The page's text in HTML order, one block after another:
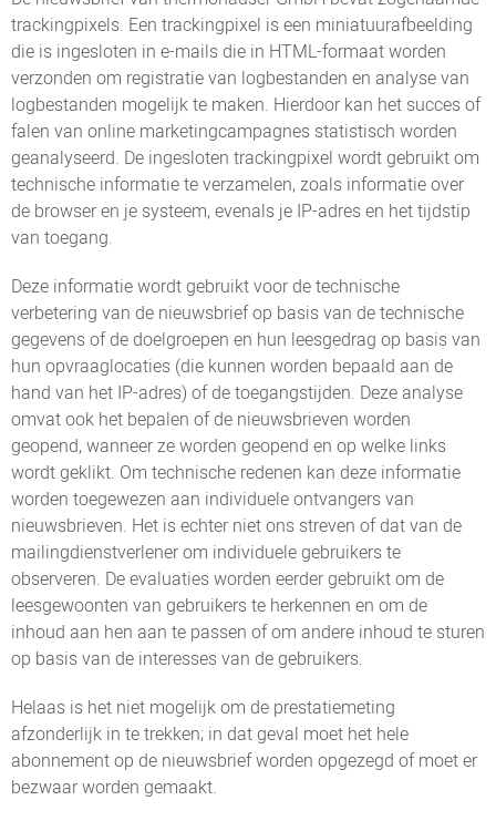
trackingpixels. Een trackingpixel is een miniatuurafbeelding
die is ingesloten in e-mails die in HTML-formaat worden
verzonden om registratie van logbestanden en analyse van
logbestanden mogelijk te maken. Hierdoor kan het succes of
falen van online marketingcampagnes statistisch worden
geanalyseerd. De ingesloten trackingpixel wordt gebruikt om
technische informatie te verzamelen, zoals informatie over
de browser en je systeem, evenals je IP-adres en het tijdstip
van toegang.
Deze informatie wordt gebruikt voor de technische
verbetering van de nieuwsbrief op basis van de technische
gegevens of de doelgroepen en hun leesgedrag op basis van
hun opvraaglocaties (die kunnen worden bepaald aan de
hand van het IP-adres) of de toegangstijden. Deze analyse
omvat ook het bepalen of de nieuwsbrieven worden
geopend, wanneer ze worden geopend en op welke links
wordt geklikt. Om technische redenen kan deze informatie
worden toegewezen aan individuele ontvangers van
nieuwsbrieven. Het is echter niet ons streven of dat van de
mailingdienstverlener om individuele gebruikers te
observeren. De evaluaties worden eerder gebruikt om de
leesgewoonten van gebruikers te herkennen en om de
inhoud aan hen aan te passen of om andere inhoud te sturen
op basis van de interesses van de gebruikers.
Helaas is het niet mogelijk om de prestatiemeting
afzonderlijk in te trekken; in dat geval moet het hele
abonnement op de nieuwsbrief worden opgezegd of moet er
bezwaar worden gemaakt.